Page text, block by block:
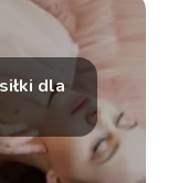
dla